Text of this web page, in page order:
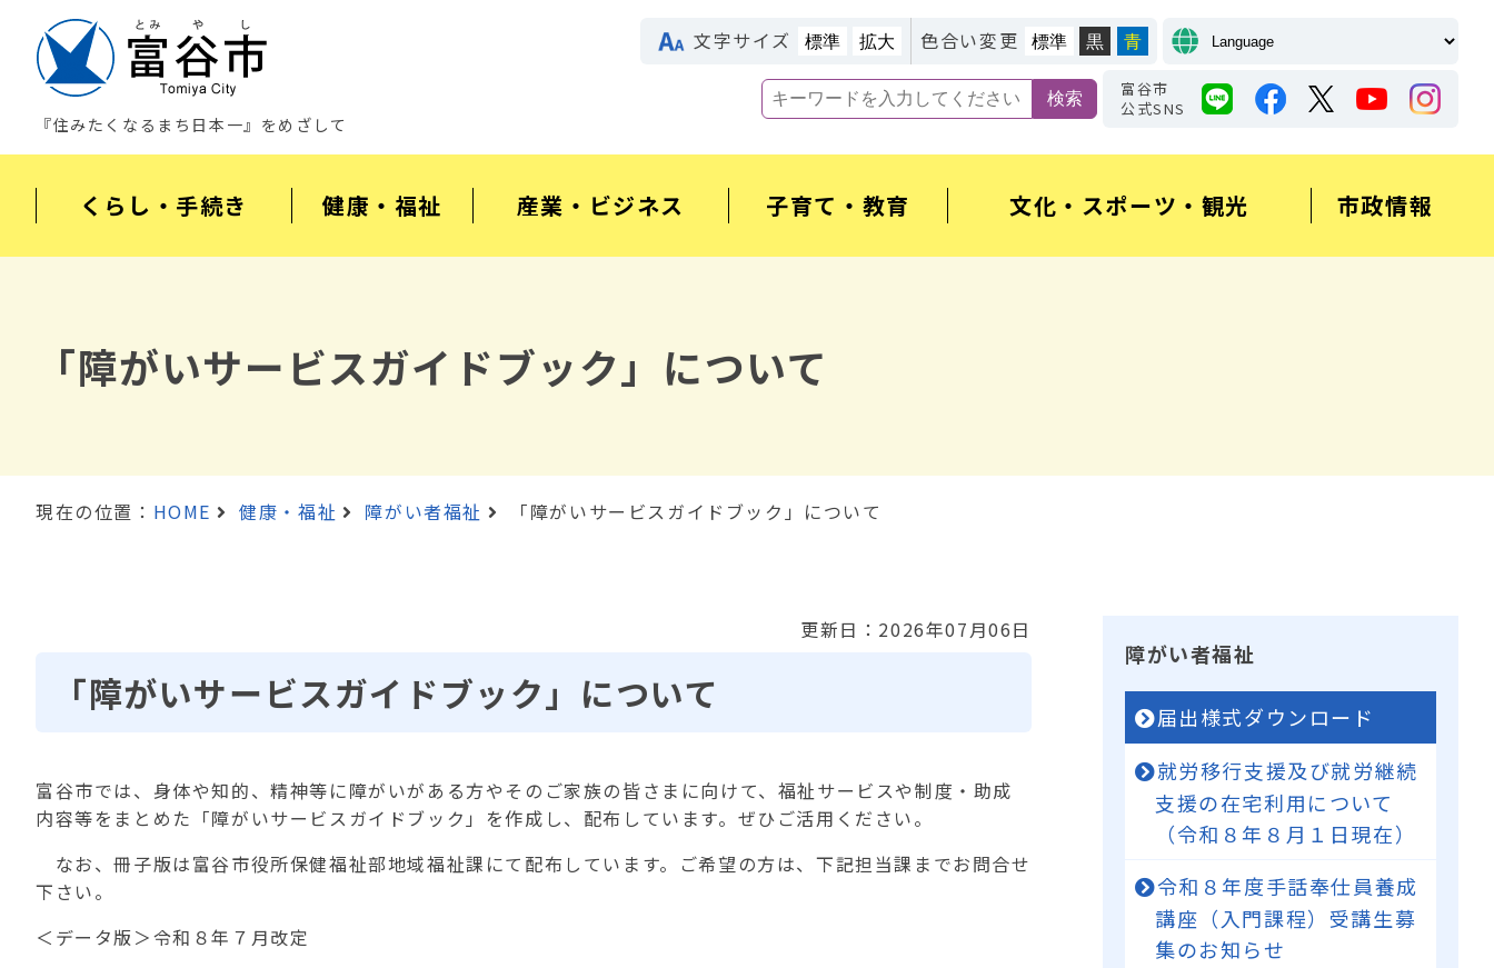
『住みたくなるまち日本一』をめざして
文字サイズ 標準 拡大 色合い変更 標準 黒 青
富谷市
公式SNS
くらし・手続き 健康・福祉 産業・ビジネス 子育て・教育 文化・スポーツ・観光 市政情報
「障がいサービスガイドブック」について
現在の位置： HOME 健康・福祉 障がい者福祉 「障がいサービスガイドブック」について
更新日：2026年07月06日
「障がいサービスガイドブック」について
富谷市では、身体や知的、精神等に障がいがある方やそのご家族の皆さまに向けて、福祉サービスや制度・助成
内容等をまとめた「障がいサービスガイドブック」を作成し、配布しています。ぜひご活用ください。
なお、冊子版は富谷市役所保健福祉部地域福祉課にて配布しています。ご希望の方は、下記担当課までお問合せ
下さい。
＜データ版＞令和８年７月改定
障がい者福祉
届出様式ダウンロード
就労移行支援及び就労継続
支援の在宅利用について
（令和８年８月１日現在）
令和８年度手話奉仕員養成
講座（入門課程）受講生募
集のお知らせ